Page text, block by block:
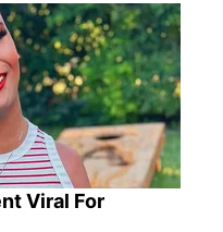
Viral For